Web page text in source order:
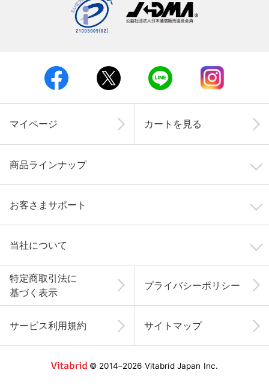
マイページ カートを見る
商品ラインナップ
お客さまサポート
当社について
特定商取引法に
基づく表示
プライバシーポリシー
サービス利用規約 サイトマップ
© 2014–2026 Vitabrid Japan Inc.